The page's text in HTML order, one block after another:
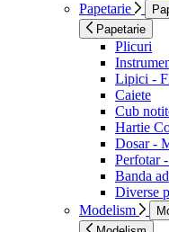
Papetarie
Papetarie
Plicuri
Lipici -
Caiete
Cub
Hartie
Dosar -
Perfotar
Banda
Diverse
Modelism